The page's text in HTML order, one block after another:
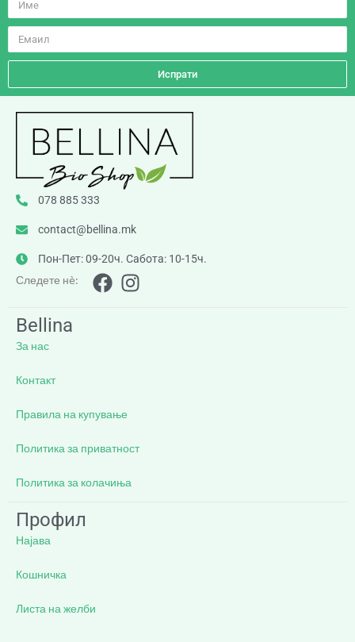
Испрати
078 885 333
contact@bellina.mk
Пон-Пет: 09-20ч. Сабота: 10-15ч.
Следете нè:
Bellina
За нас
Контакт
Правила на купување
Политика за приватност
Политика за колачиња
Профил
Најава
Кошничка
Листа на желби